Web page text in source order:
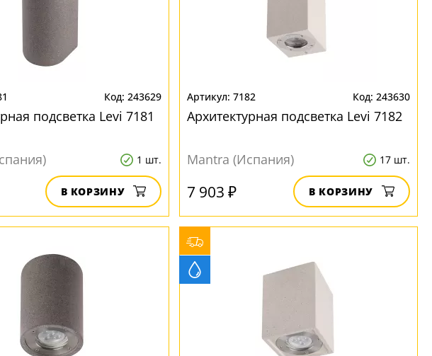
243629
подсветка Levi 7181
1 шт.
В КОРЗИНУ
7182 243630
Архитектурная подсветка Levi 7182
Mantra (Испания) 17 шт.
7 903 ₽ В КОРЗИНУ